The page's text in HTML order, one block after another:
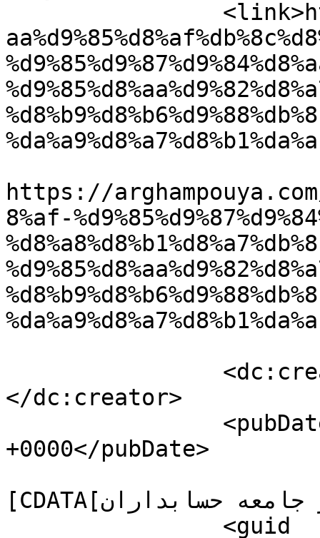
https://arghampouya.com/
8%af-
</dc:creator>
+0000</pubDate>
[CDATA[اخبار جامعه حسابداران]]></category>